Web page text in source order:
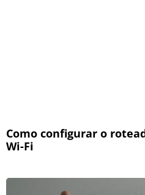
Como configurar o
Wi-Fi